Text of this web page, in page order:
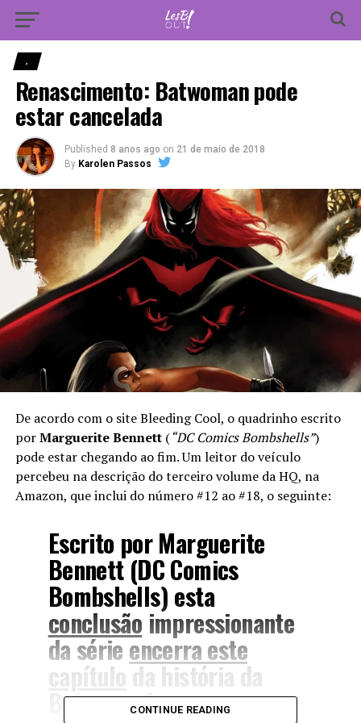
.
Renascimento: Batwoman pode
estar cancelada
Published 8 anos ago on 21 de maio de 2018
By Karolen Passos
De acordo com o site Bleeding Cool, o quadrinho escrito
porMarguerite Bennett(“DC Comics Bombshells”)
pode estar chegando ao fim. Um leitor do veículo
percebeu na descrição do terceiro volume da HQ, na
Amazon, que inclui do número #12 ao #18, o seguinte:
Escrito por Marguerite
Bennett (DC Comics
Bombshells) esta
conclusão impressionante
da sérieencerra este
capítuloda história da
Batwoman!CONTINUE READING
Vá para versão mobile